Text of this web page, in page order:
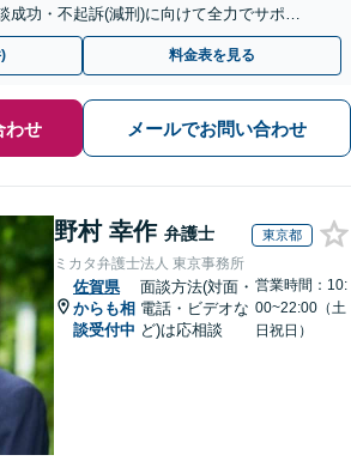
成功・不起訴(減刑)に向けて全力でサポー
談専門】
料金表を見る
わせ メールでお問い合わせ
野村 幸作 弁護士 東京都
ミカタ弁護士法人 東京事務所
佐賀県
からも相
談受付中
面談方法(対面・
電話・ビデオな
ど)は応相談
営業時間：10:
00~22:00（土
日祝日）